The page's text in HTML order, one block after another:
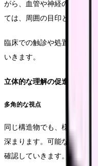
がら、血管や神経の走行に
ては、周囲の目印となる組
臨床での触診や処置を意識
いきます。
立体的な理解の促進
多角的な視点
同じ構造物でも、様々な角
深まります。可能な範囲で
確認していきます。特に、